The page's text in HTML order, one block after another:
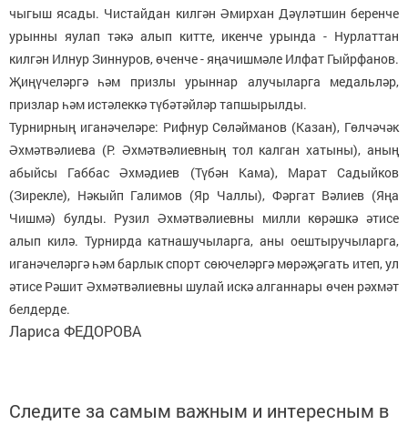
чыгыш ясады. Чистайдан килгән Әмирхан Дәүләтшин беренче
урынны яулап тәкә алып китте, икенче урында - Нурлаттан
килгән Илнур Зиннуров, өченче - яңачишмәле Илфат Гыйрфанов.
Җиңүчеләргә һәм призлы урыннар алучыларга медальләр,
призлар һәм истәлеккә түбәтәйләр тапшырылды.
Турнирның иганәчеләре: Рифнур Сөләйманов (Казан), Гөлчәчәк
Әхмәтвәлиева (Р. Әхмәтвәлиевның тол калган хатыны), аның
абыйсы Габбас Әхмәдиев (Түбән Кама), Марат Садыйков
(Зирекле), Нәкыйп Галимов (Яр Чаллы), Фәргат Вәлиев (Яңа
Чишмә) булды. Рузил Әхмәтвәлиевны милли көрәшкә әтисе
алып килә. Турнирда катнашучыларга, аны оештыручыларга,
иганәчеләргә һәм барлык спорт сөючеләргә мөрәҗәгать итеп, ул
әтисе Рәшит Әхмәтвәлиевны шулай искә алганнары өчен рәхмәт
белдерде.
Лариса ФЕДОРОВА
Следите за самым важным и интересным в